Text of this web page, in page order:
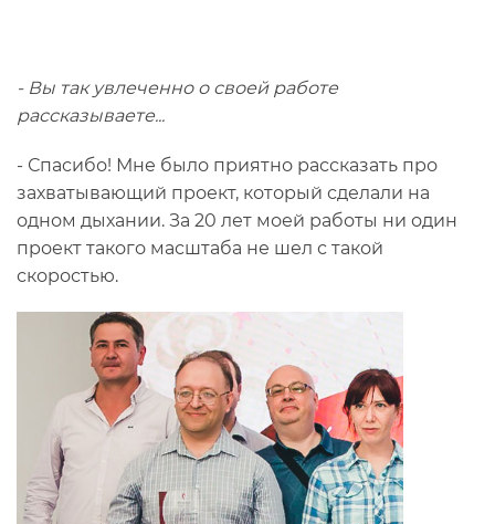
- Вы так увлеченно о своей работе
рассказываете...
- Спасибо! Мне было приятно рассказать про
захватывающий проект, который сделали на
одном дыхании. За 20 лет моей работы ни один
проект такого масштаба не шел с такой
скоростью.